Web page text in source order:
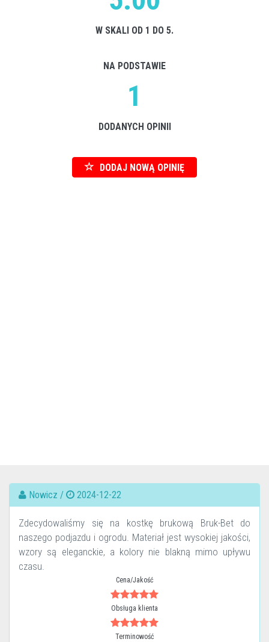
W SKALI OD 1 DO 5.
NA PODSTAWIE
1
DODANYCH OPINII
DODAJ NOWĄ OPINIĘ
Nowicz / 2024-12-22
Zdecydowaliśmy się na kostkę brukową Bruk-Bet do
naszego podjazdu i ogrodu. Materiał jest wysokiej jakości,
wzory są eleganckie, a kolory nie blakną mimo upływu
czasu.
Cena/Jakość
Obsługa klienta
Terminowość